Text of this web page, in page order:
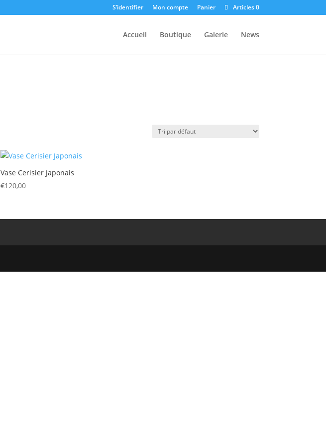
S’identifier Mon compte Panier Articles 0
Accueil Boutique Galerie News
Vase Cerisier Japonais
€120,00